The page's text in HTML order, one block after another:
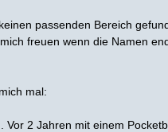
passenden Bereich
freuen wenn die Namen
mal:
Vor 2 Jahren mit einem